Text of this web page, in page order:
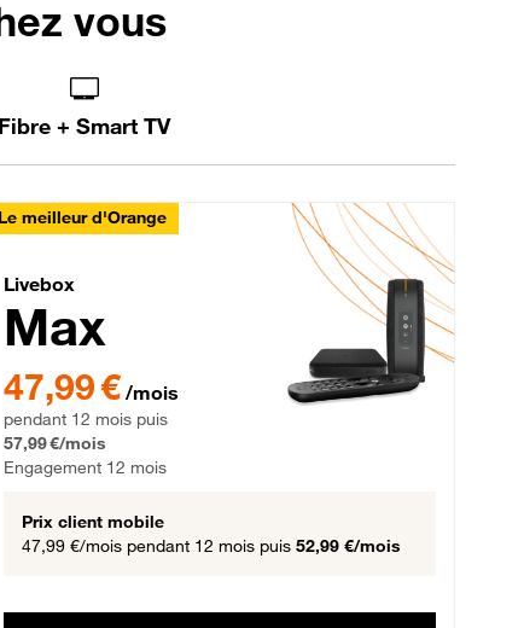
vous
Fibre + Smart TV
12 mois
Le meilleur d'Orange
Livebox Max Fibre
Livebox
Max
47,99 € par mois pendant 12 mois puis 57,99 € par mois,
47,99 € /mois
pendant 12 mois puis
57,99 €/mois
Engagement 12 mois
Prix client mobile
47,99 €/mois pendant 12 mois puis 52,99 €/mois